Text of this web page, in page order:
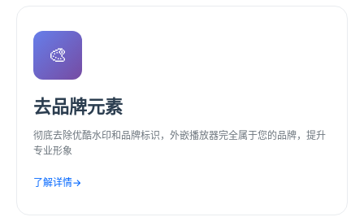
🎨
去品牌元素
彻底去除优酷水印和品牌标识，外嵌播放器完全属于您的品牌，提升
专业形象
了解详情→